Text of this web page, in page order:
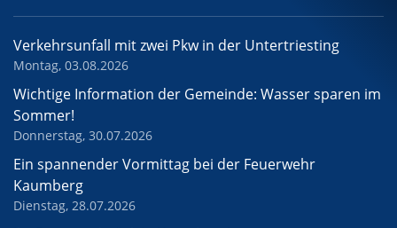
Verkehrsunfall mit zwei Pkw in der Untertriesting
Montag, 03.08.2026
Wichtige Information der Gemeinde: Wasser sparen im
Sommer!
Donnerstag, 30.07.2026
Ein spannender Vormittag bei der Feuerwehr
Kaumberg
Dienstag, 28.07.2026